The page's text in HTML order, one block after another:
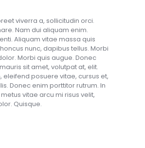
viverra a, sollicitudin orci.
Nam dui aliquam enim.
Aliquam vitae massa quis
nunc, dapibus tellus. Morbi
Morbi quis augue. Donec
sit amet, volutpat at, elit.
eleifend posuere vitae, cursus et,
Donec enim porttitor rutrum. In
vitae arcu mi risus velit,
Quisque.